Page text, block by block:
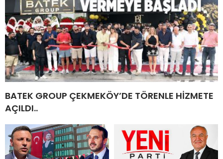
BATEK GROUP ÇEKMEKÖY’DE TÖRENLE HİZMETE
AÇILDI..